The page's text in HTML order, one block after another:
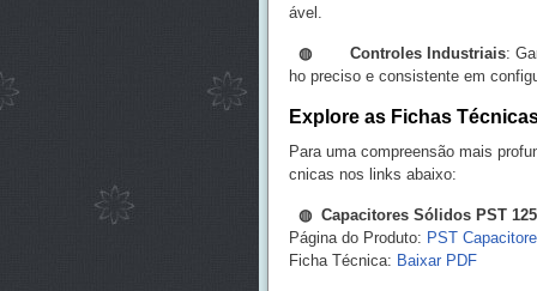
ável.
◍ Controles Industriais:
ho preciso e consistente em
Explore as Fichas
Para uma compreensão mais
cnicas nos links abaixo:
◍ Capacitores Sólidos PST
Página do Produto: PST
Ficha Técnica: Baixar PDF